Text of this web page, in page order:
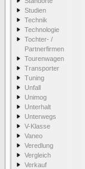
Studien
Technik
Technologie
Tochter- /
Partnerfirmen
Tourenwagen
Transporter
Tuning
Unfall
Unimog
Unterhalt
Unterwegs
V-Klasse
Vaneo
Veredlung
Vergleich
Verkauf